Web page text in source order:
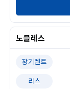
노블레스
장기렌트
리스